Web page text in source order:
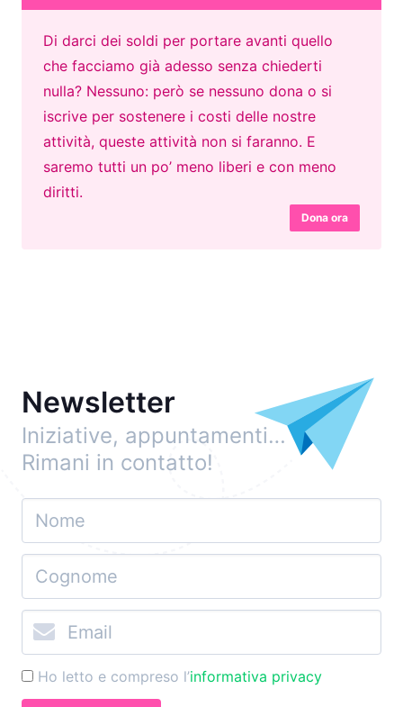
Di darci dei soldi per portare avanti quello
che facciamo già adesso senza chiederti
nulla? Nessuno: però se nessuno dona o si
iscrive per sostenere i costi delle nostre
attività, queste attività non si faranno. E
saremo tutti un po’ meno liberi e con meno
diritti.
Dona ora
Newsletter
Iniziative, appuntamenti…
Rimani in contatto!
Ho letto e compreso l’informativa privacy